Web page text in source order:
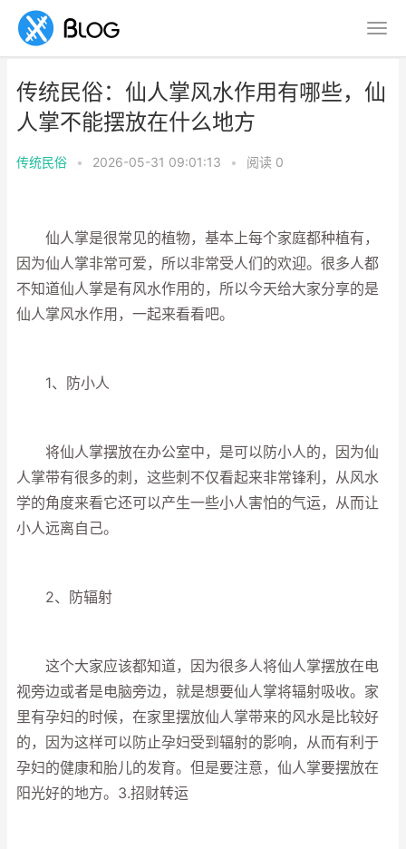
传统民俗：仙人掌风水作用有哪些，仙
人掌不能摆放在什么地方
传统民俗 • 2026-05-31 09:01:13 • 阅读 0
仙人掌是很常见的植物，基本上每个家庭都种植有，
因为仙人掌非常可爱，所以非常受人们的欢迎。很多人都
不知道仙人掌是有风水作用的，所以今天给大家分享的是
仙人掌风水作用，一起来看看吧。
1、防小人
将仙人掌摆放在办公室中，是可以防小人的，因为仙
人掌带有很多的刺，这些刺不仅看起来非常锋利，从风水
学的角度来看它还可以产生一些小人害怕的气运，从而让
小人远离自己。
2、防辐射
这个大家应该都知道，因为很多人将仙人掌摆放在电
视旁边或者是电脑旁边，就是想要仙人掌将辐射吸收。家
里有孕妇的时候，在家里摆放仙人掌带来的风水是比较好
的，因为这样可以防止孕妇受到辐射的影响，从而有利于
孕妇的健康和胎儿的发育。但是要注意，仙人掌要摆放在
阳光好的地方。3.招财转运